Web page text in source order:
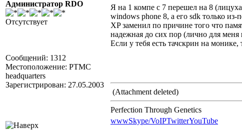
Администратор RDO
Отсутствует
Сообщений: 1312
Местоположение: PTMC
headquarters
Зарегистрирован: 27.05.2003
Я на 1 компе с 7 перешел на 8
windows phone 8, а его sdk только из-
XP заменил по причине того что
надежная до сих пор (лично для меня
Если у тебя есть тачскрин на
(Attachment deleted)
Perfection Through Genetics
wwwSkype/VoIPTwitterYouTube